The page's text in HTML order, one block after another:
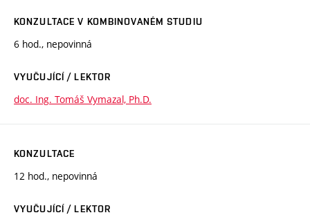
KONZULTACE V KOMBINOVANÉM STUDIU
6 hod., nepovinná
VYUČUJÍCÍ / LEKTOR
doc. Ing. Tomáš Vymazal, Ph.D.
KONZULTACE
12 hod., nepovinná
VYUČUJÍCÍ / LEKTOR